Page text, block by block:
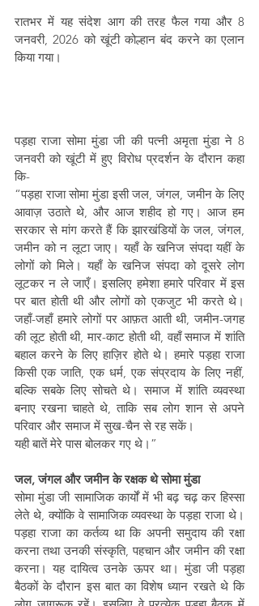
रातभर में यह संदेश आग की तरह फैल गया और 8
जनवरी, 2026 को खूंटी कोल्हान बंद करने का एलान
किया गया।
पड़हा राजा सोमा मुंडा जी की पत्नी अमृता मुंडा ने 8
जनवरी को खूंटी में हुए विरोध प्रदर्शन के दौरान कहा
कि-
“पड़हा राजा सोमा मुंडा इसी जल, जंगल, जमीन के लिए
आवाज़ उठाते थे, और आज शहीद हो गए। आज हम
सरकार से मांग करते हैं कि झारखंडियों के जल, जंगल,
जमीन को न लूटा जाए। यहाँ के खनिज संपदा यहीं के
लोगों को मिले। यहाँ के खनिज संपदा को दूसरे लोग
लूटकर न ले जाएँ। इसलिए हमेशा हमारे परिवार में इस
पर बात होती थी और लोगों को एकजुट भी करते थे।
जहाँ-जहाँ हमारे लोगों पर आफ़त आती थी, जमीन-जगह
की लूट होती थी, मार-काट होती थी, वहाँ समाज में शांति
बहाल करने के लिए हाज़िर होते थे। हमारे पड़हा राजा
किसी एक जाति, एक धर्म, एक संप्रदाय के लिए नहीं,
बल्कि सबके लिए सोचते थे। समाज में शांति व्यवस्था
बनाए रखना चाहते थे, ताकि सब लोग शान से अपने
परिवार और समाज में सुख-चैन से रह सकें।
यही बातें मेरे पास बोलकर गए थे।”
जल, जंगल और जमीन के रक्षक थे सोमा मुंडा
सोमा मुंडा जी सामाजिक कार्यों में भी बढ़ चढ़ कर हिस्सा
लेते थे, क्योंकि वे सामाजिक व्यवस्था के पड़हा राजा थे।
पड़हा राजा का कर्तव्य था कि अपनी समुदाय की रक्षा
करना तथा उनकी संस्कृति, पहचान और जमीन की रक्षा
करना। यह दायित्व उनके ऊपर था। मुंडा जी पड़हा
बैठकों के दौरान इस बात का विशेष ध्यान रखते थे कि